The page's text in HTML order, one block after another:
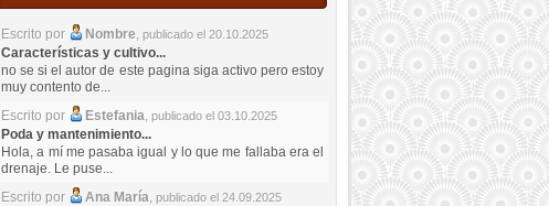
Escrito por Nombre, publicado el 20.10.2025
Características y cultivo...
no se si el autor de este pagina siga activo pero estoy
muy contento de...
Escrito por
Estefania, publicado el 03.10.2025
Poda y mantenimiento...
Hola, a mí me pasaba igual y lo que me fallaba era el
drenaje. Le puse...
Escrito por
Ana María, publicado el 24.09.2025